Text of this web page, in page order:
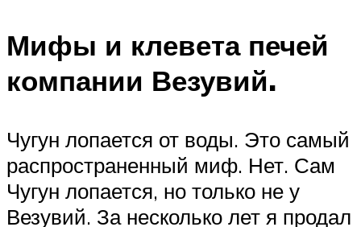
Мифы и клевета печей
компании Везувий.
Чугун лопается от воды. Это самый
распространенный миф. Нет. Сам
Чугун лопается, но только не у
Везувий. За несколько лет я продал